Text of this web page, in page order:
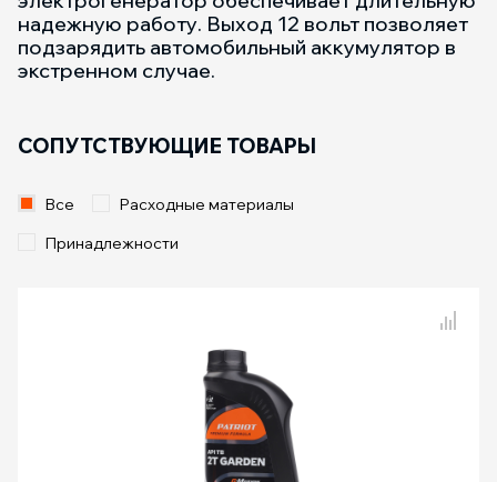
надежную работу. Выход 12 вольт позволяет
подзарядить автомобильный аккумулятор в
экстренном случае.
СОПУТСТВУЮЩИЕ ТОВАРЫ
Все
Расходные материалы
Принадлежности